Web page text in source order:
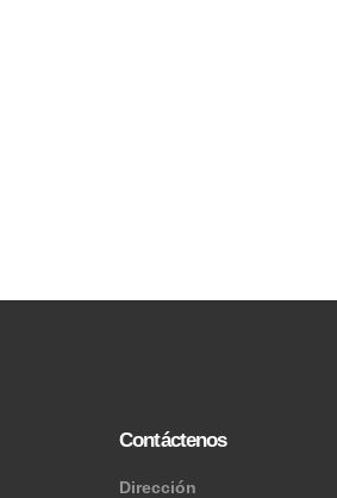
Contáctenos
Dirección